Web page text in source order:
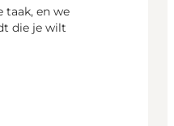
taak, en we
die je wilt